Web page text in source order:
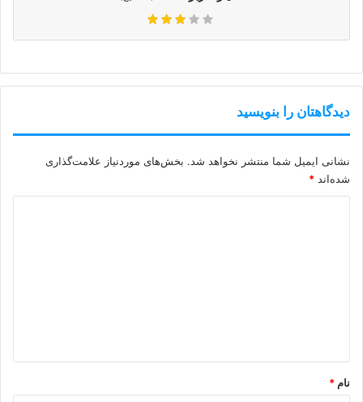
دیدگاهتان را بنویسید
نشانی ایمیل شما منتشر نخواهد شد. بخش‌های موردنیاز علامت‌گذاری
شده‌اند *
نام *